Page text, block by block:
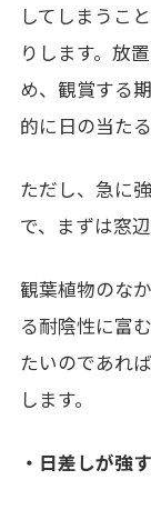
してしまうこ
りします。放
め、観賞する
的に日の当た
ただし、急に
で、まずは窓
観葉植物のな
る耐陰性に富
たいのであれば
します。
・日差しが強